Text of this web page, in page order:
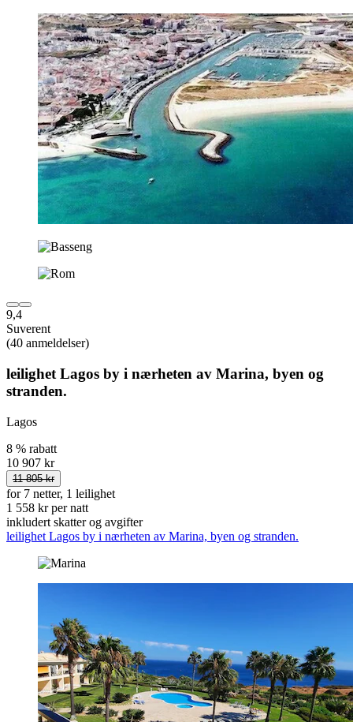
9,4
Suverent
(40 anmeldelser)
leilighet Lagos by i nærheten av Marina, byen og
stranden.
Lagos
8 % rabatt
10 907 kr
11 805 kr
for 7 netter, 1 leilighet
1 558 kr per natt
inkludert skatter og avgifter
leilighet Lagos by i nærheten av Marina, byen og stranden.